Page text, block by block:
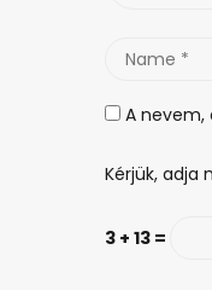
Name
A
Kérjük, adja
3 + 13 =